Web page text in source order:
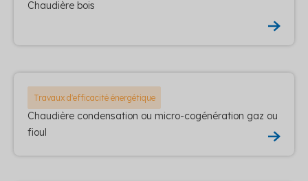
Chaudière bois
Travaux d'efficacité énergétique
Chaudière condensation ou micro-cogénération gaz ou
fioul